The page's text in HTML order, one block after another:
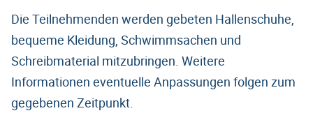
Die Teilnehmenden werden gebeten Hallenschuhe,
bequeme Kleidung, Schwimmsachen und
Schreibmaterial mitzubringen. Weitere
Informationen eventuelle Anpassungen folgen zum
gegebenen Zeitpunkt.